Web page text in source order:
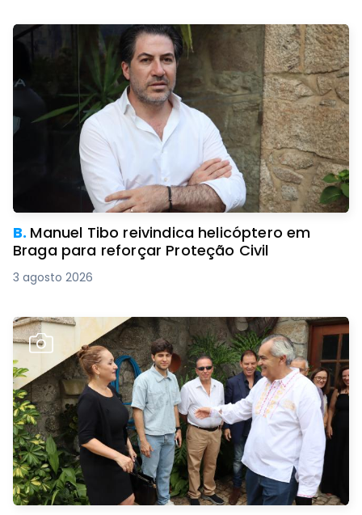
B. Manuel Tibo reivindica helicóptero em
Braga para reforçar Proteção Civil
3 agosto 2026